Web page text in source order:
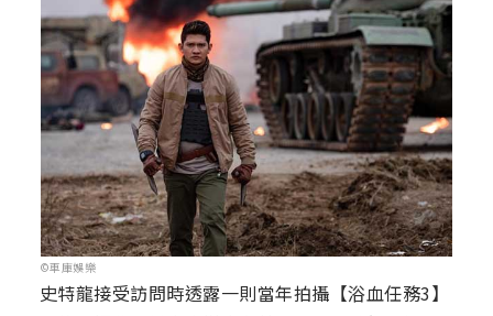
©車庫娛樂
史特龍接受訪問時透露一則當年拍攝【浴血任務3】